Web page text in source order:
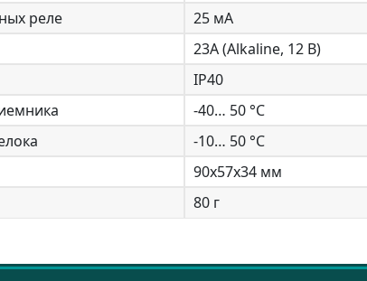
реле
25 мА
23А (Alkaline, 12 B)
IP40
-40… 50 °С
-10… 50 °С
90x57x34 мм
80 г